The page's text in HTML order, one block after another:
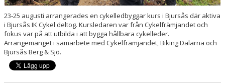
23-25 augusti arrangerades en cykelledbyggar kurs i Bjursås där aktiva
i Bjursås IK Cykel deltog. Kursledaren var från Cykelfrämjandet och
fokus var på att utbilda i att bygga hållbara cykelleder.
Arrangemanget i samarbete med Cykelfrämjandet, Biking Dalarna och
Bjursås Berg & Sjö.